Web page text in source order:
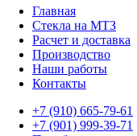
Главная
Стекла на МТЗ
Расчет и доставка
Производство
Наши работы
Контакты
+7 (910) 665-79-61
+7 (901) 999-39-71